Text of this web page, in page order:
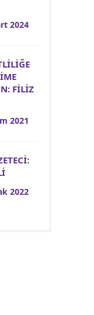
2024
FİLİZ
2021
2022